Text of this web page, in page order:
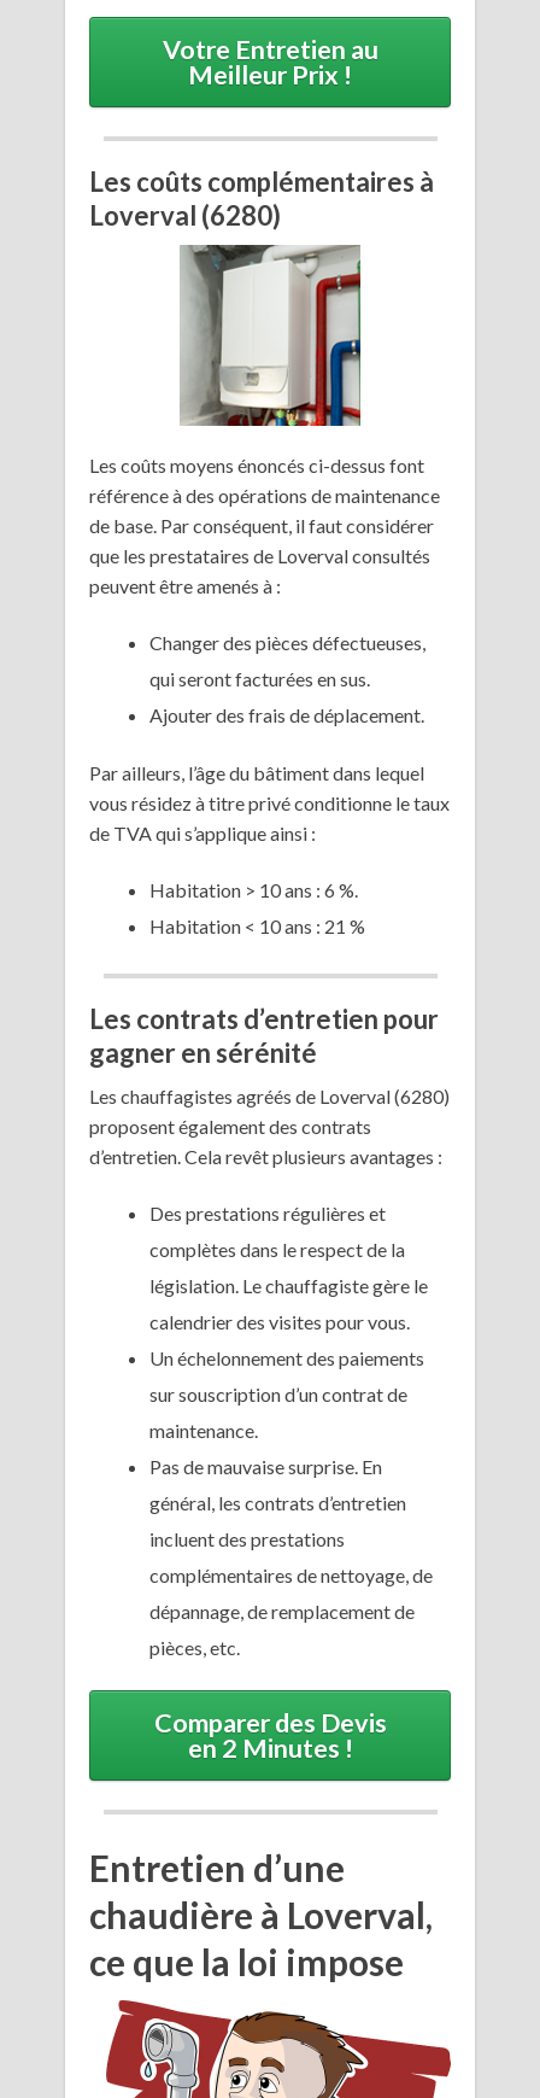
Votre Entretien au
Meilleur Prix !
Les coûts complémentaires à
Loverval (6280)
Les coûts moyens énoncés ci-dessus font
référence à des opérations de maintenance
de base. Par conséquent, il faut considérer
que les prestataires de Loverval consultés
peuvent être amenés à :
Changer des pièces défectueuses,
qui seront facturées en sus.
Ajouter des frais de déplacement.
Par ailleurs, l’âge du bâtiment dans lequel
vous résidez à titre privé conditionne le taux
de TVA qui s’applique ainsi :
Habitation > 10 ans : 6 %.
Habitation < 10 ans : 21 %
Les contrats d’entretien pour
gagner en sérénité
Les chauffagistes agréés de Loverval (6280)
proposent également des contrats
d’entretien. Cela revêt plusieurs avantages :
Des prestations régulières et
complètes dans le respect de la
législation. Le chauffagiste gère le
calendrier des visites pour vous.
Un échelonnement des paiements
sur souscription d’un contrat de
maintenance.
Pas de mauvaise surprise. En
général, les contrats d’entretien
incluent des prestations
complémentaires de nettoyage, de
dépannage, de remplacement de
pièces, etc.
Comparer des Devis
en 2 Minutes !
Entretien d’une
chaudière à Loverval,
ce que la loi impose